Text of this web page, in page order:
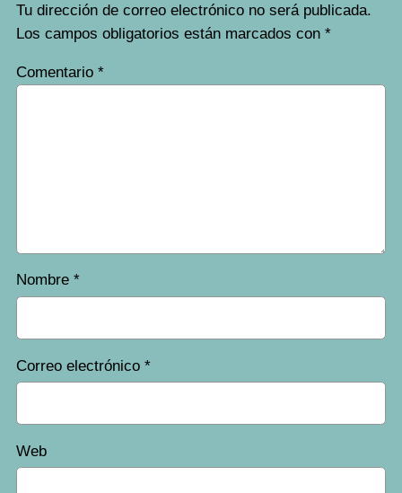
Tu dirección de correo electrónico no será publicada.
Los campos obligatorios están marcados con *
Comentario *
Nombre *
Correo electrónico *
Web